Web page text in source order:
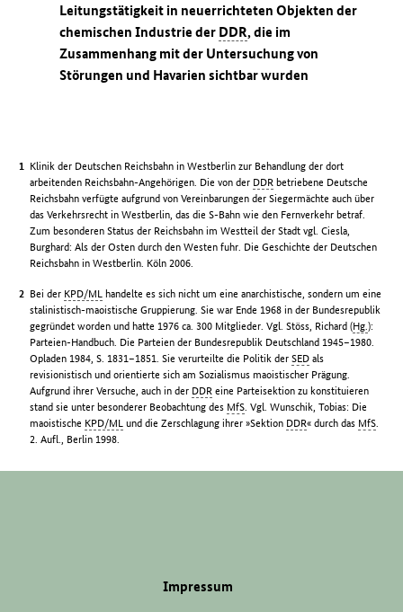
Leitungstätigkeit in neuerrichteten Objekten der
chemischen Industrie der DDR, die im
Zusammenhang mit der Untersuchung von
Störungen und Havarien sichtbar wurden
Klinik der Deutschen Reichsbahn in Westberlin zur Behandlung der dort
arbeitenden Reichsbahn-Angehörigen. Die von der DDR betriebene Deutsche
Reichsbahn verfügte aufgrund von Vereinbarungen der Siegermächte auch über
das Verkehrsrecht in Westberlin, das die S-Bahn wie den Fernverkehr betraf.
Zum besonderen Status der Reichsbahn im Westteil der Stadt vgl. Ciesla,
Burghard: Als der Osten durch den Westen fuhr. Die Geschichte der Deutschen
Reichsbahn in Westberlin. Köln 2006.
Bei der KPD/ML handelte es sich nicht um eine anarchistische, sondern um eine
stalinistisch-maoistische Gruppierung. Sie war Ende 1968 in der Bundesrepublik
gegründet worden und hatte 1976 ca. 300 Mitglieder. Vgl. Stöss, Richard (Hg.):
Parteien-Handbuch. Die Parteien der Bundesrepublik Deutschland 1945–1980.
Opladen 1984, S. 1831–1851. Sie verurteilte die Politik derSED als
revisionistisch und orientierte sich am Sozialismus maoistischer Prägung.
Aufgrund ihrer Versuche, auch in der DDR eine Parteisektion zu konstituieren
stand sie unter besonderer Beobachtung des MfS . Vgl. Wunschik, Tobias: Die
maoistische KPD/ML und die Zerschlagung ihrer »Sektion DDR« durch das MfS
2. Aufl., Berlin 1998.
Impressum